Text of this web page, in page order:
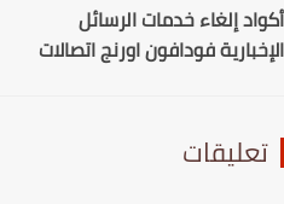
إلغاء خدمات الرسائل
فودافون اورنج اتصالات